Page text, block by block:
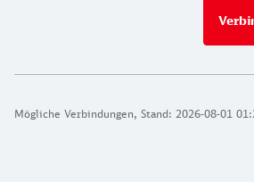
Mögliche Verbindungen, Stand: 2026-08-01